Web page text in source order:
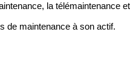
la télémaintenance
de maintenance à son actif.